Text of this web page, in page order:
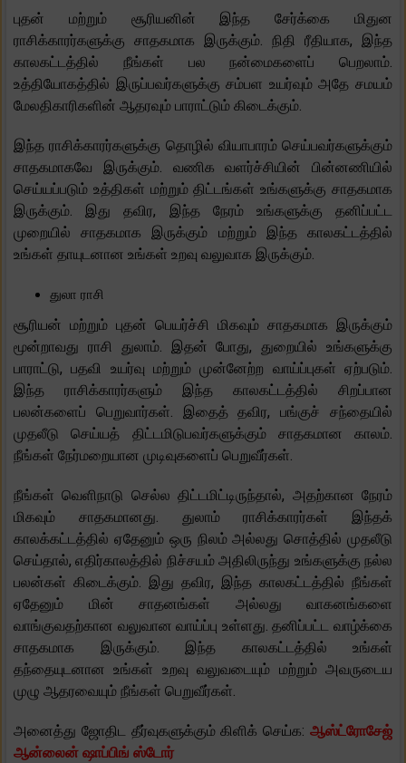
புதன் மற்றும் சூரியனின் இந்த சேர்க்கை மிதுன
ராசிக்காரர்களுக்கு சாதகமாக இருக்கும். நிதி ரீதியாக, இந்த
காலகட்டத்தில் நீங்கள் பல நன்மைகளைப் பெறலாம்.
உத்தியோகத்தில் இருப்பவர்களுக்கு சம்பள உயர்வும் அதே சமயம்
மேலதிகாரிகளின் ஆதரவும் பாராட்டும் கிடைக்கும்.
இந்த ராசிக்காரர்களுக்கு தொழில் வியாபாரம் செய்பவர்களுக்கும்
சாதகமாகவே இருக்கும். வணிக வளர்ச்சியின் பின்னணியில்
செய்யப்படும் உத்திகள் மற்றும் திட்டங்கள் உங்களுக்கு சாதகமாக
இருக்கும். இது தவிர, இந்த நேரம் உங்களுக்கு தனிப்பட்ட
முறையில் சாதகமாக இருக்கும் மற்றும் இந்த காலகட்டத்தில்
உங்கள் தாயுடனான உங்கள் உறவு வலுவாக இருக்கும்.
துலா ராசி
சூரியன் மற்றும் புதன் பெயர்ச்சி மிகவும் சாதகமாக இருக்கும்
மூன்றாவது ராசி துலாம். இதன் போது, ​​துறையில் உங்களுக்கு
பாராட்டு, பதவி உயர்வு மற்றும் முன்னேற்ற வாய்ப்புகள் ஏற்படும்.
இந்த ராசிக்காரர்களும் இந்த காலகட்டத்தில் சிறப்பான
பலன்களைப் பெறுவார்கள். இதைத் தவிர, பங்குச் சந்தையில்
முதலீடு செய்யத் திட்டமிடுபவர்களுக்கும் சாதகமான காலம்.
நீங்கள் நேர்மறையான முடிவுகளைப் பெறுவீர்கள்.
நீங்கள் வெளிநாடு செல்ல திட்டமிட்டிருந்தால், அதற்கான நேரம்
மிகவும் சாதகமானது. துலாம் ராசிக்காரர்கள் இந்தக்
காலக்கட்டத்தில் ஏதேனும் ஒரு நிலம் அல்லது சொத்தில் முதலீடு
செய்தால், எதிர்காலத்தில் நிச்சயம் அதிலிருந்து உங்களுக்கு நல்ல
பலன்கள் கிடைக்கும். இது தவிர, இந்த காலகட்டத்தில் நீங்கள்
ஏதேனும் மின் சாதனங்கள் அல்லது வாகனங்களை
வாங்குவதற்கான வலுவான வாய்ப்பு உள்ளது. தனிப்பட்ட வாழ்க்கை
சாதகமாக இருக்கும். இந்த காலகட்டத்தில் உங்கள்
தந்தையுடனான உங்கள் உறவு வலுவடையும் மற்றும் அவருடைய
முழு ஆதரவையும் நீங்கள் பெறுவீர்கள்.
அனைத்து ஜோதிட தீர்வுகளுக்கும் கிளிக் செய்க: ஆஸ்ட்ரோசேஜ்
ஆன்லைன் ஷாப்பிங் ஸ்டோர்